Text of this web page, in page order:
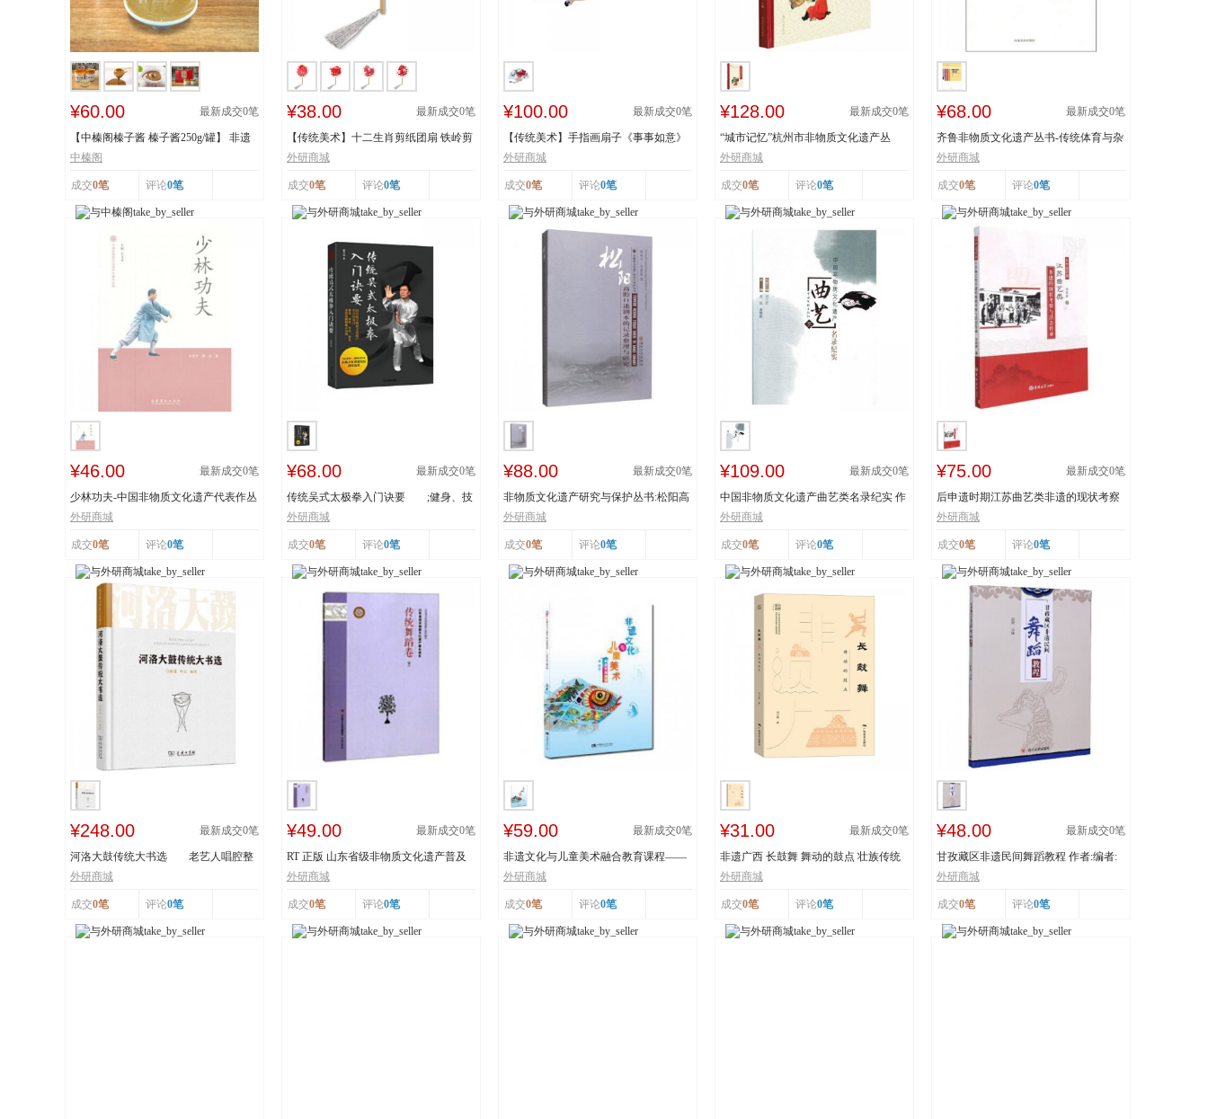
¥60.00 最新成交0笔
【中榛阁榛子酱 榛子酱250g/罐】 非遗
工艺 榛香浓...
中榛阁
成交0笔 评论0笔
¥38.00 最新成交0笔
【传统美术】十二生肖剪纸团扇 铁岭剪
纸 市级非物...
外研商城
成交0笔 评论0笔
¥100.00 最新成交0笔
【传统美术】手指画扇子《事事如意》
辽宁省级非物...
外研商城
成交0笔 评论0笔
¥128.00 最新成交0笔
“城市记忆”杭州市非物质文化遗产丛
书：传统体育游艺...
外研商城
成交0笔 评论0笔
¥68.00 最新成交0笔
齐鲁非物质文化遗产丛书-传统体育与杂
技 王丕琢 山...
外研商城
成交0笔 评论0笔
¥46.00 最新成交0笔
少林功夫-中国非物质文化遗产代表作丛
书
外研商城
成交0笔 评论0笔
¥68.00 最新成交0笔
传统吴式太极拳入门诀要 ;健身、技
击、穴位、意...
外研商城
成交0笔 评论0笔
¥88.00 最新成交0笔
非物质文化遗产研究与保护丛书:松阳高
腔口述剧本的...
外研商城
成交0笔 评论0笔
¥109.00 最新成交0笔
中国非物质文化遗产曲艺类名录纪实 作
者:姜昆,董耀...
外研商城
成交0笔 评论0笔
¥75.00 最新成交0笔
后申遗时期江苏曲艺类非遗的现状考察
与活态传承 978...
外研商城
成交0笔 评论0笔
¥248.00 最新成交0笔
河洛大鼓传统大书选 老艺人唱腔整
理 采撷民间...
外研商城
成交0笔 评论0笔
¥49.00 最新成交0笔
RT 正版 山东省级非物质文化遗产普及
读本:下:传统舞...
外研商城
成交0笔 评论0笔
¥59.00 最新成交0笔
非遗文化与儿童美术融合教育课程——
以深圳鱼灯舞为...
外研商城
成交0笔 评论0笔
¥31.00 最新成交0笔
非遗广西 长鼓舞 舞动的鼓点 壮族传统
舞蹈瑶族舞蹈...
外研商城
成交0笔 评论0笔
¥48.00 最新成交0笔
甘孜藏区非遗民间舞蹈教程 作者:编者:
白渝|责编:蒋...
外研商城
成交0笔 评论0笔